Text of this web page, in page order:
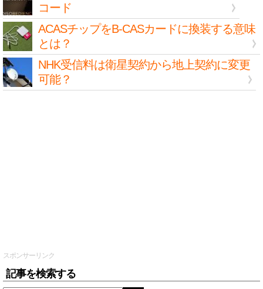
コード
ACASチップをB-CASカードに換装する意味
とは？
NHK受信料は衛星契約から地上契約に変更
可能？
スポンサーリンク
記事を検索する